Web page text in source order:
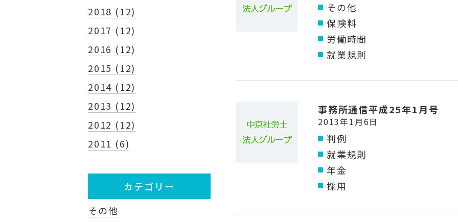
その他
保険料
労働時間
就業規則
事務所通信平成25年1月号
2013年1月6日
判例
就業規則
年金
採用
2018 (12)
2017 (12)
2016 (12)
2015 (12)
2014 (12)
2013 (12)
2012 (12)
2011 (6)
カテゴリー
その他